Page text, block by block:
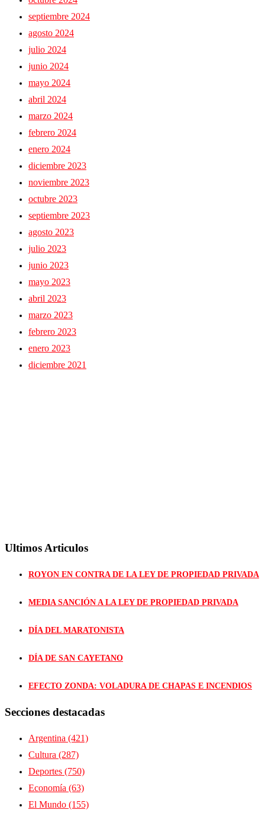
septiembre 2024
agosto 2024
julio 2024
junio 2024
mayo 2024
abril 2024
marzo 2024
febrero 2024
enero 2024
diciembre 2023
noviembre 2023
octubre 2023
septiembre 2023
agosto 2023
julio 2023
junio 2023
mayo 2023
abril 2023
marzo 2023
febrero 2023
enero 2023
diciembre 2021
Ultimos Articulos
ROYON EN CONTRA DE LA LEY DE PROPIEDAD PRIVADA
MEDIA SANCIÓN A LA LEY DE PROPIEDAD PRIVADA
DÍA DEL MARATONISTA
DÍA DE SAN CAYETANO
EFECTO ZONDA: VOLADURA DE CHAPAS E INCENDIOS
Secciones destacadas
Argentina (421)
Cultura (287)
Deportes (750)
Economía (63)
El Mundo (155)